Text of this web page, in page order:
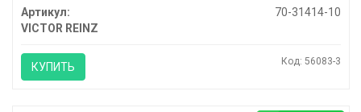
Артикул:
70-31414-10
VICTOR REINZ
КУПИТЬ Код: 56083-3